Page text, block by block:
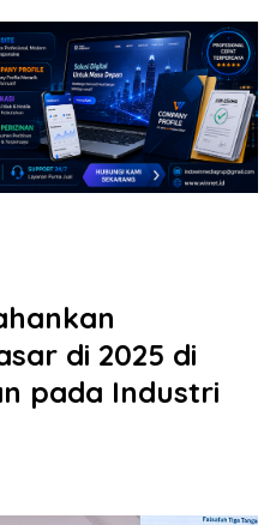
di 2025 di
pada Industri